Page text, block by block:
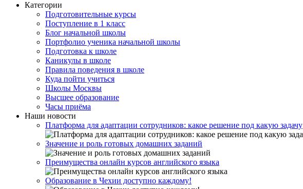
Категории
Подготовительные курсы
Поступление в 1 класс
Блог начальной школы
Портфолио ученика начальной школы
Подготовка к школе
Каникулы в школе
Правила поведения в школе
Куда пойти учиться
Школы Москвы
Высшее образование
Часы приёма
Наши новости
Платформа для адаптации сотрудников: какое решение под какую задачу
Значение и роль готовых домашних заданий
Преимущества онлайн курсов английского языка
Образование в Чехии доступно каждому!